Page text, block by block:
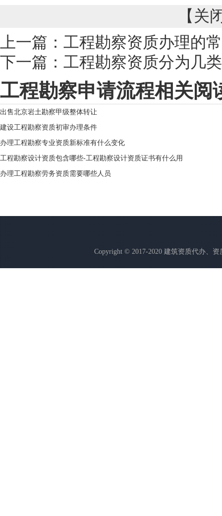
【 关
上一篇： 工程勘察资质办理的
下一篇： 工程勘察资质分为几
工程勘察申请流程相关阅
出售北京岩土勘察甲级整体转让
建设工程勘察资质初审办理条件
办理工程勘察专业资质新标准有什么变化
工程勘察设计资质包含哪些-工程勘察设计资质证书有什么用
办理工程勘察劳务资质需要哪些人员
Copyright © 2017-2020 建筑资质代办、